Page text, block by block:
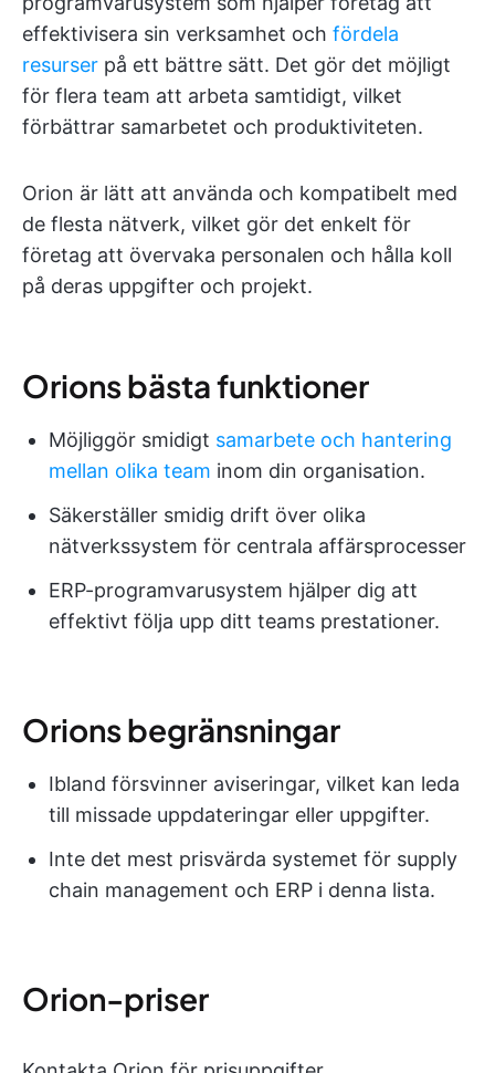
effektivisera sin verksamhet och fördela
resurser på ett bättre sätt. Det gör det möjligt
för flera team att arbeta samtidigt, vilket
förbättrar samarbetet och produktiviteten.
Orion är lätt att använda och kompatibelt med
de flesta nätverk, vilket gör det enkelt för
företag att övervaka personalen och hålla koll
på deras uppgifter och projekt.
Orions bästa funktioner
Möjliggör smidigt samarbete och hantering
mellan olika team inom din organisation.
Säkerställer smidig drift över olika
nätverkssystem för centrala affärsprocesser
ERP-programvarusystem hjälper dig att
effektivt följa upp ditt teams prestationer.
Orions begränsningar
Ibland försvinner aviseringar, vilket kan leda
till missade uppdateringar eller uppgifter.
Inte det mest prisvärda systemet för supply
chain management och ERP i denna lista.
Orion-priser